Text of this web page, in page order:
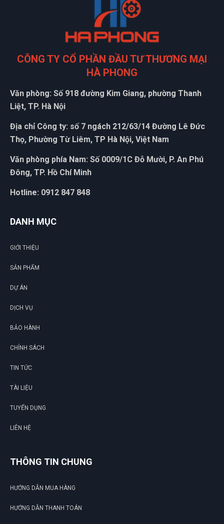
CÔNG TY CỔ PHẦN ĐẦU TƯ THƯƠNG MẠI
HÀ PHONG
Văn phòng: Số 918 đường Kim Giang, phường Thanh
Liệt, TP. Hà Nội
Địa chỉ Công ty: số 7 ngách 212/63/14 Đường Lê Đức
Thọ, Phường Từ Liêm, TP Hà Nội, Việt Nam
Văn phòng phía Nam: Số 0009/1C Đỗ Mười, P. An Phú
Đông, TP. Hồ Chí Minh
Hotline: 0912 847 848
DANH MỤC
GIỚI THIỆU
SẢN PHẨM
DỰ ÁN
DỊCH VỤ
BẢO HÀNH
CHÍNH SÁCH
TIN TỨC
TÀI LIỆU
TUYỂN DỤNG
LIÊN HỆ
THÔNG TIN CHUNG
HƯỚNG DẪN MUA HÀNG
HƯỚNG DẪN THANH TOÁN